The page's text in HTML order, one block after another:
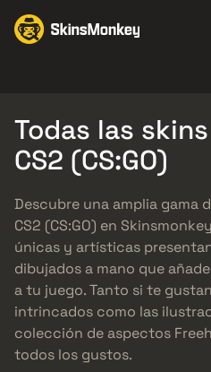
Todas las
CS2 (CS:GO)
Descubre una amplia gama
CS2 (CS:GO) en
únicas y artísticas
dibujados a mano que
a tu juego. Tanto si te
intrincados como las
colección de aspectos
todos los gustos.